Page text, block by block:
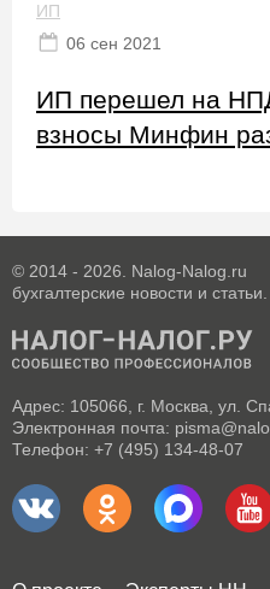
ИП
06 сен 2021
ИП перешел на
взносы Минфин
© 2014 - 2026. Nalog-Nalog.ru
бухгалтерские новости и статьи.
Адрес: 105066, г. Москва, ул.
Электронная почта:
Телефон: +7 (495) 134-48-07